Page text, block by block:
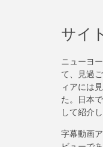
サイ
ニューヨ
て、見過
ィアには
た。日本
して紹介
字幕動画